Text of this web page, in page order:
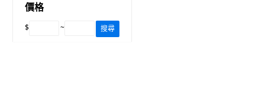
價格
$ ~ 搜尋